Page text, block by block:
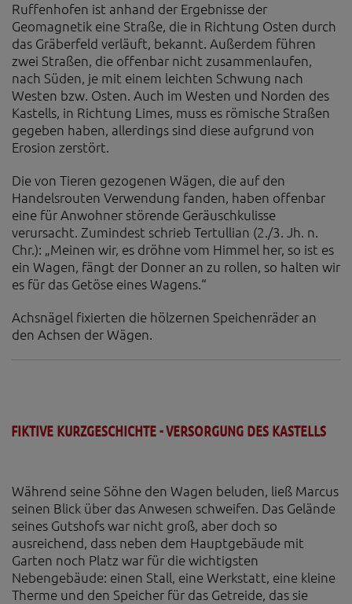
Ruffenhofen ist anhand der Ergebnisse der
Geomagnetik eine Straße, die in Richtung Osten durch
das Gräberfeld verläuft, bekannt. Außerdem führen
zwei Straßen, die offenbar nicht zusammenlaufen,
nach Süden, je mit einem leichten Schwung nach
Westen bzw. Osten. Auch im Westen und Norden des
Kastells, in Richtung Limes, muss es römische Straßen
gegeben haben, allerdings sind diese aufgrund von
Erosion zerstört.
Die von Tieren gezogenen Wägen, die auf den
Handelsrouten Verwendung fanden, haben offenbar
eine für Anwohner störende Geräuschkulisse
verursacht. Zumindest schrieb Tertullian (2./3. Jh. n.
Chr.): „Meinen wir, es dröhne vom Himmel her, so ist es
ein Wagen, fängt der Donner an zu rollen, so halten wir
es für das Getöse eines Wagens.“
Achsnägel fixierten die hölzernen Speichenräder an
den Achsen der Wägen.
FIKTIVE KURZGESCHICHTE - VERSORGUNG DES KASTELLS
Während seine Söhne den Wagen beluden, ließ Marcus
seinen Blick über das Anwesen schweifen. Das Gelände
seines Gutshofs war nicht groß, aber doch so
ausreichend, dass neben dem Hauptgebäude mit
Garten noch Platz war für die wichtigsten
Nebengebäude: einen Stall, eine Werkstatt, eine kleine
Therme und den Speicher für das Getreide, das sie